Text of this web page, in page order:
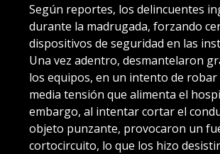
Según reportes, los delincuentes
durante la madrugada, forzando
dispositivos de seguridad en las
Una vez adentro, desmantelaron
los equipos, en un intento de robar
media tensión que alimenta el
embargo, al intentar cortar el
objeto punzante, provocaron un
cortocircuito, lo que los hizo